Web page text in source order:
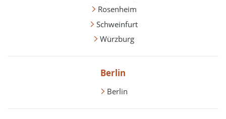
Rosenheim
Schweinfurt
Würzburg
Berlin
Berlin